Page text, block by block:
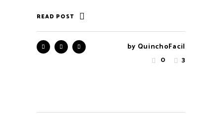
READ POST
by QuinchoFacil
0
3